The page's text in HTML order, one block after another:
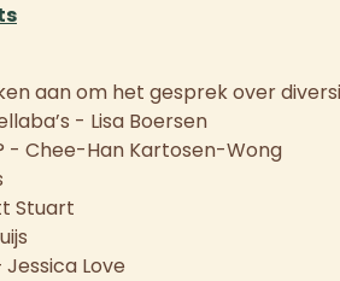
aan om het gesprek over
- Lisa Boersen
- Chee-Han Kartosen-Wong
Stuart
Love